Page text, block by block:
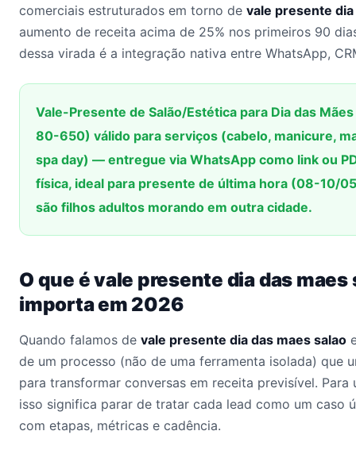
comerciais estruturados em torno de vale presente
aumento de receita acima de 25% nos primeiros 90
dessa virada é a integração nativa entre WhatsApp,
Vale-Presente de Salão/Estética para Dia das
80-650) válido para serviços (cabelo, manicure,
spa day) — entregue via WhatsApp como link ou
física, ideal para presente de última hora (08-10/
são filhos adultos morando em outra cidade.
O que é vale presente dia das maes
importa em 2026
Quando falamos de vale presente dia das maes salao
de um processo (não de uma ferramenta isolada) que
para transformar conversas em receita previsível. Para
isso significa parar de tratar cada lead como um caso
com etapas, métricas e cadência.